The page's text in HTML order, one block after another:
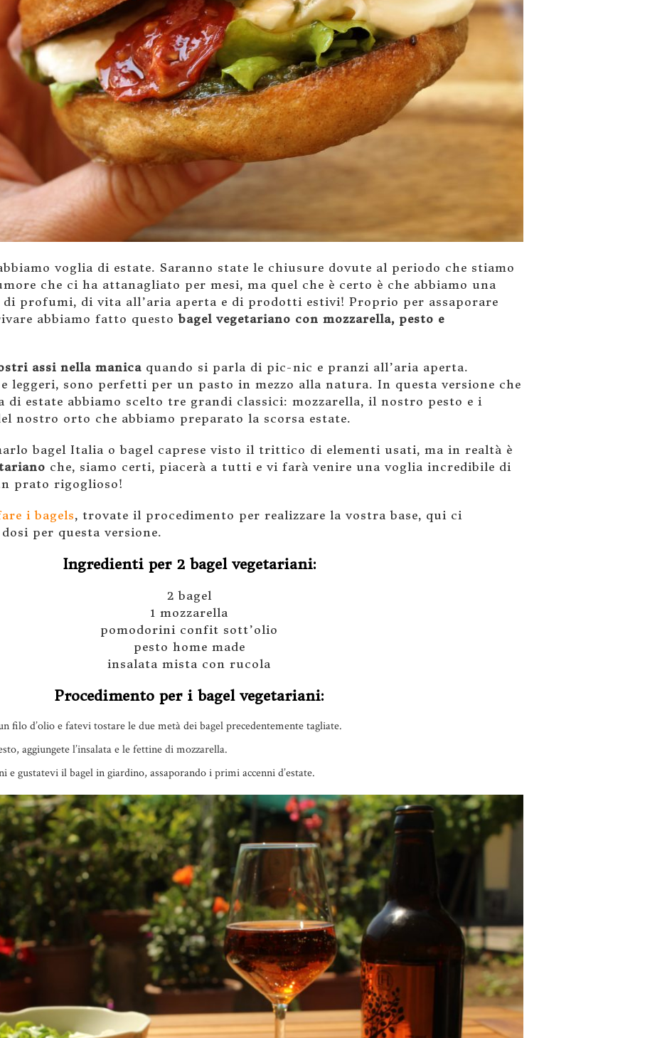
voglia di estate. Saranno state le chiusure dovute al periodo che stiamo
che ci ha attanagliato per mesi, ma quel che è certo è che abbiamo una
profumi, di vita all’aria aperta e di prodotti estivi! Proprio per assaporare
abbiamo fatto questobagel vegetariano con mozzarella, pesto e
assi nella manica quando si parla di pic-nic e pranzi all’aria aperta.
leggeri, sono perfetti per un pasto in mezzo alla natura. In questa versione che
di estate abbiamo scelto tre grandi classici: mozzarella, il nostro pesto e i
nostro orto che abbiamo preparato la scorsa estate.
bagel Italia o bagel caprese visto il trittico di elementi usati, ma in realtà è
che, siamo certi, piacerà a tutti e vi farà venire una voglia incredibile di
prato rigoglioso!
i bagels, trovate il procedimento per realizzare la vostra base, qui ci
per questa versione.
Ingredienti per 2 bagel vegetariani:
2 bagel
1 mozzarella
pomodorini confit sott’olio
pesto home made
insalata mista con rucola
Procedimento per i bagel vegetariani:
filo d’olio e fatevi tostare le due metà dei bagel precedentemente tagliate.
aggiungete l’insalata e le fettine di mozzarella.
gustatevi il bagel in giardino, assaporando i primi accenni d’estate.